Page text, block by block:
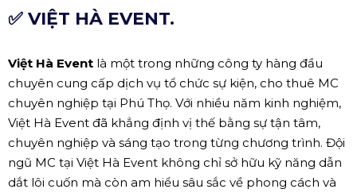
✅ VIỆT HÀ EVENT.
Việt Hà Event là một trong những công ty hàng đầu
chuyên cung cấp dịch vụ tổ chức sự kiện, cho thuê MC
chuyên nghiệp tại Phú Thọ. Với nhiều năm kinh nghiệm,
Việt Hà Event đã khẳng định vị thế bằng sự tận tâm,
chuyên nghiệp và sáng tạo trong từng chương trình. Đội
ngũ MC tại Việt Hà Event không chỉ sở hữu kỹ năng dẫn
dắt lôi cuốn mà còn am hiểu sâu sắc về phong cách và